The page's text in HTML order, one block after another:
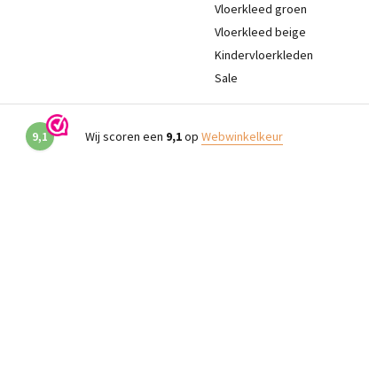
Vloerkleed groen
Vloerkleed beige
Kindervloerkleden
Sale
9,1 Wij scoren een 9,1op Webwinkelkeur